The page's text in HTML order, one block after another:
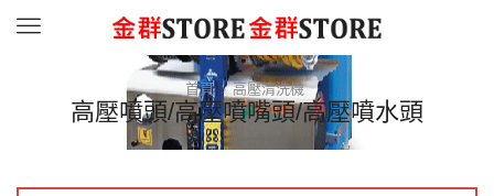
Menu
首頁 高壓清洗機
高壓噴頭/高壓噴嘴頭/高壓噴水頭